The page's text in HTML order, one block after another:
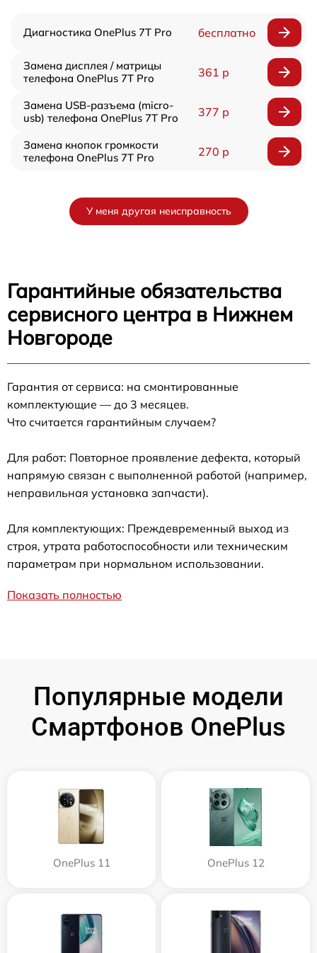
Диагностика OnePlus 7T Pro бесплатно
Замена дисплея / матрицы
телефона OnePlus 7T Pro
361 р
Замена USB-разъема (micro-
usb) телефона OnePlus 7T Pro
377 р
Замена кнопок громкости
телефона OnePlus 7T Pro
270 р
У меня другая неисправность
Гарантийные обязательства
сервисного центра в Нижнем
Новгороде
Гарантия от сервиса: на смонтированные
комплектующие — до 3 месяцев.
Что считается гарантийным случаем?
Для работ: Повторное проявление дефекта, который
напрямую связан с выполненной работой (например,
неправильная установка запчасти).
Для комплектующих: Преждевременный выход из
строя, утрата работоспособности или техническим
параметрам при нормальном использовании.
Показать полностью
Популярные модели
Смартфонов OnePlus
OnePlus 11 OnePlus 12